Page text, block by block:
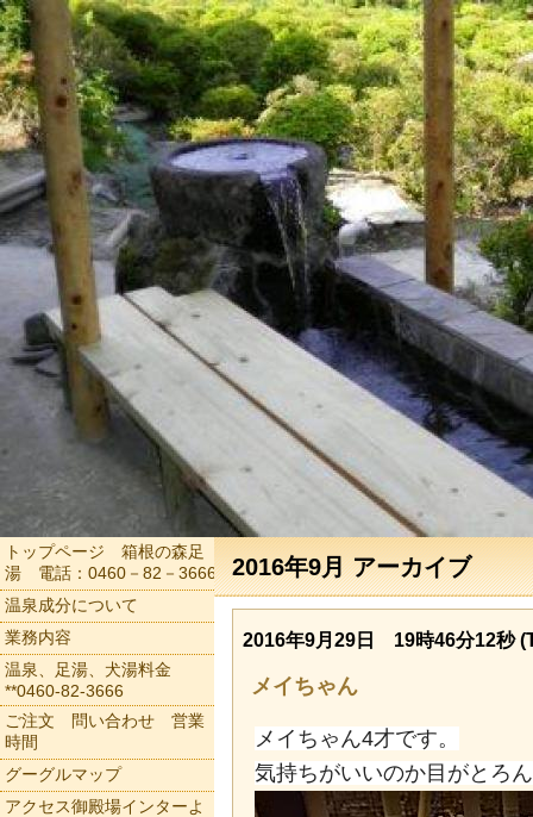
2016年9月 アーカイブ
2016年9月29日 19時46分12秒
メイちゃん
メイちゃん4才です。
気持ちがいいのか目がとろ
トップページ 箱根の森足
湯 電話：0460－82－3666
温泉成分について
業務内容
温泉、足湯、犬湯料金
**0460-82-3666
ご注文 問い合わせ 営業
時間
グーグルマップ
アクセス御殿場インターよ